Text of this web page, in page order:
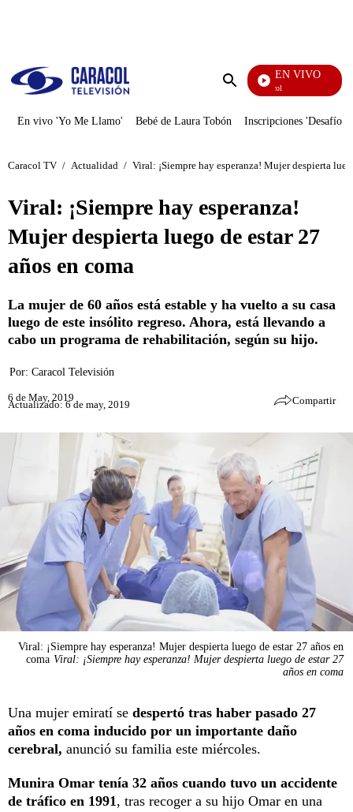
Enviar
EN VIVO
Noticias Caracol
En vivo 'Yo Me Llamo' Bebé de Laura Tobón Inscripciones 'Desafío'
Caracol TV / Actualidad / Viral: ¡Siempre hay esperanza! Mujer despierta
Viral: ¡Siempre hay esperanza!
Mujer despierta luego de estar 27
años en coma
La mujer de 60 años está estable y ha vuelto a su casa
luego de este insólito regreso. Ahora, está llevando a
cabo un programa de rehabilitación, según su hijo.
Por: Caracol Televisión
6 de May, 2019
Actualizado: 6 de may, 2019 Compartir
Viral: ¡Siempre hay esperanza! Mujer despierta luego de estar 27 años en
coma Viral: ¡Siempre hay esperanza! Mujer despierta luego de estar 27
años en coma
Una mujer emiratí se despertó tras haber pasado 27
años en coma inducido por un importante daño
cerebral, anunció su familia este miércoles.
Munira Omar tenía 32 años cuando tuvo un accidente
de tráfico en 1991 , tras recoger a su hijo Omar en una